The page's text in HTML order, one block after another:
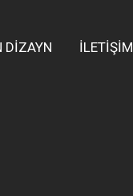
DİZAYN İLETİŞİM